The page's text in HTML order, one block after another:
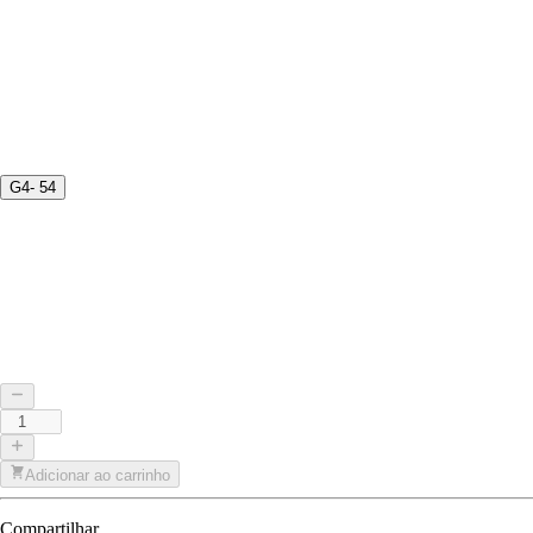
G4- 54
Adicionar ao carrinho
Compartilhar